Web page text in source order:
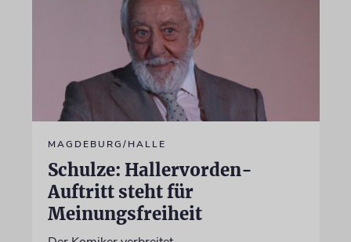
MAGDEBURG/HALLE
Schulze: Hallervorden-
Auftritt steht für
Meinungsfreiheit